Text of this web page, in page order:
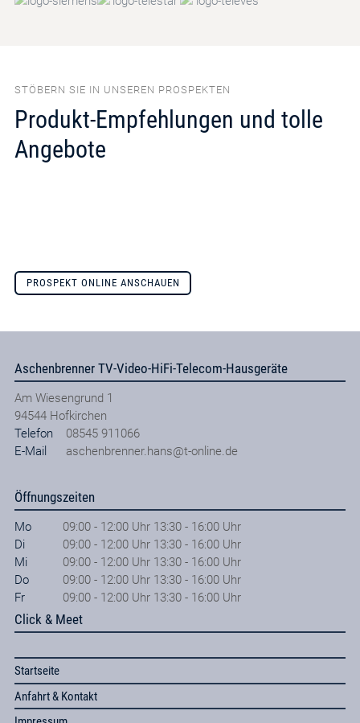
STÖBERN SIE IN UNSEREN PROSPEKTEN
Produkt-Empfehlungen und tolle
Angebote
PROSPEKT ONLINE ANSCHAUEN
Aschenbrenner TV-Video-HiFi-Telecom-Hausgeräte
Am Wiesengrund 1
94544 Hofkirchen
Telefon
08545 911066
E-Mail
aschenbrenner.hans@t-online.de
Öffnungszeiten
Mo
09:00 - 12:00 Uhr 13:30 - 16:00 Uhr
Di
09:00 - 12:00 Uhr 13:30 - 16:00 Uhr
Mi
09:00 - 12:00 Uhr 13:30 - 16:00 Uhr
Do
09:00 - 12:00 Uhr 13:30 - 16:00 Uhr
Fr
09:00 - 12:00 Uhr 13:30 - 16:00 Uhr
Click & Meet
Startseite
Anfahrt & Kontakt